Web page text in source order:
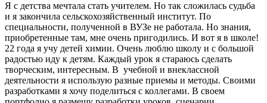
Я с детства мечтала стать учителем. Но так сложилась судьба
и я закончила сельскохозяйственный институт. По
специальности, полученной в ВУЗе не работала. Но знания,
приобретенные там, мне очень пригодились. И вот я в школе!
22 года я учу детей химии. Очень люблю школу и с большой
радостью иду к детям. Каждый урок я стараюсь сделать
творческим, интересным. В учебной и внеклассной
деятельности я использую разные приемы и методы. Своими
разработками я хочу поделиться с коллегами. В своем